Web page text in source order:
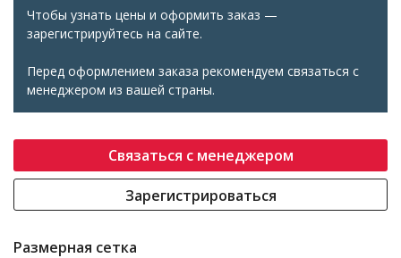
Чтобы узнать цены и оформить заказ —
зарегистрируйтесь на сайте.
Перед оформлением заказа рекомендуем связаться с
менеджером из вашей страны.
Связаться с менеджером
Зарегистрироваться
Размерная сетка